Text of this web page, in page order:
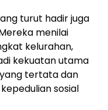
turut hadir juga
menilai
kelurahan,
kekuatan utama
tertata dan
sosial